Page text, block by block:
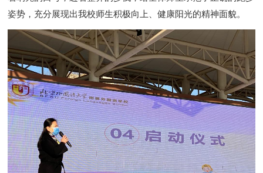
姿势，充分展现出我校师生积极向上、健康阳光的精神面貌。